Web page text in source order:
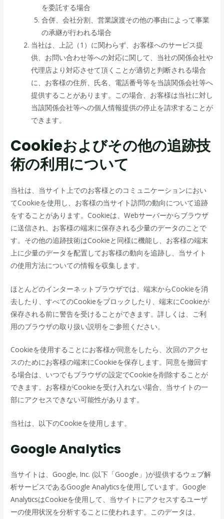
を委託する場合
合併、会社分割、営業譲渡その他の事由によって事業
の承継が行われる場合
当社は、上記（1）に関わらず、お客様へのサービス提
供、お問い合わせ等への対応に関して、当社の関係会社や
代理店より対応させて頂くことが適切と判断される場合
に、お客様の住所、氏名、電話番号等を当該関係会社等へ
提供することがあります。この場合、お客様は当社に対し
当該関係会社等への個人情報提供の停止を請求することが
できます。
Cookieおよびその他の追跡技
術の利用について
当社は、当サイト上でのお客様とのコミュニケーションにおい
てCookieを使用し、お客様の当サイト訪問の動向について追跡
をすることがあります。Cookieは、Webサーバーからブラウザ
に送信され、お客様の端末に保存される少量のデータのことで
す。その他の追跡技術はCookieと同様に機能し、お客様の端末
上に少量のデータを配置してお客様の動向を追跡し、当サイト
の使用方法についての情報を収集します。
ほとんどのインターネットブラウザでは、端末からCookieを消
去したり、すべてのCookieをブロックしたり、端末にCookieが
保存される前に警告を受けることができます。詳しくは、ご利
用のブラウザの取り扱い説明をご参照ください。
Cookieを使用することにお客様が同意をしたら、次回のアクセ
スのためにお客様の端末にCookieを保存します。同意を撤回す
る場合は、いつでもブラウザの設定でCookieを削除することが
できます。お客様がCookieを受け入れない場合、当サイトの一
部にアクセスできない可能性があります。
当社は、以下のCookieを使用します。
Google Analytics
当サイトは、Google, Inc. (以下「Google」)が提供するウェブ解
析サービスであるGoogle Analyticsを使用しています。Google
AnalyticsはCookieを使用して、当サイトにアクセスするユーザ
ーの使用状況を分析することに使われます。このデータは、